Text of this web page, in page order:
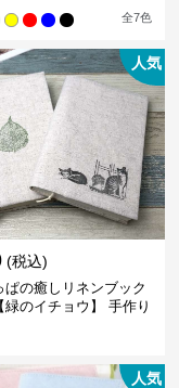
全7色
人気
(税込)
ぱの癒しリネンブック
緑のイチョウ】 手作り
人気